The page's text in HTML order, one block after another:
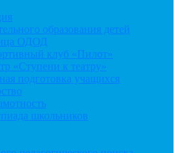
образования детей
ОДОД
клуб «Пилот»
«Ступени к театру»
подготовка учащихся
школьников